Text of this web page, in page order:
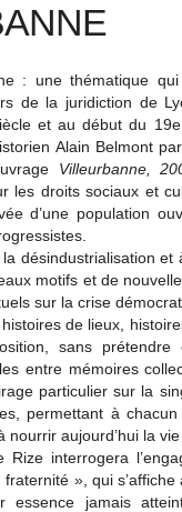
: une thématique
de la juridiction de
et au début du
Alain Belmont
Villeurbanne,
les droits sociaux et
d’une population
désindustrialisation
motifs et de
sur la crise
de lieux,
sans
entre mémoires
particulier sur la
permettant à
aujourd’hui la vie
Rize interrogera
», qui
essence jamais